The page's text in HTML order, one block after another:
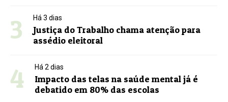
3 Há 3 dias
Justiça do Trabalho chama atenção para
assédio eleitoral
4 Há 2 dias
Impacto das telas na saúde mental já é
debatido em 80% das escolas